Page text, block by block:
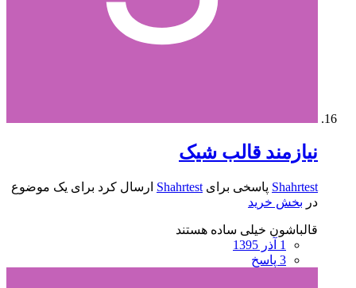
نیازمند قالب شیک
Shahrtest پاسخی برای Shahrtest ارسال کرد برای یک موضوع
در بخش خرید
قالباشون خیلی ساده هستند
1 آذر 1395
3 پاسخ